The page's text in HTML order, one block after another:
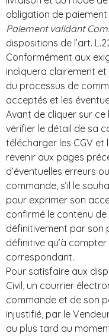
obligation de
Paiement validant
dispositions de l’art.
Conformément aux
indiquera clairement
du processus de
acceptés et les
Avant de cliquer sur
vérifier le détail de sa
télécharger les CGV
revenir aux pages
d’éventuelles erreurs
commande, s’il le
pour exprimer son
confirmé le contenu
définitivement par son
définitive qu’à
correspondant.
Pour satisfaire aux
Civil, un courrier
commande et de son
injustifié, par le
au plus tard au